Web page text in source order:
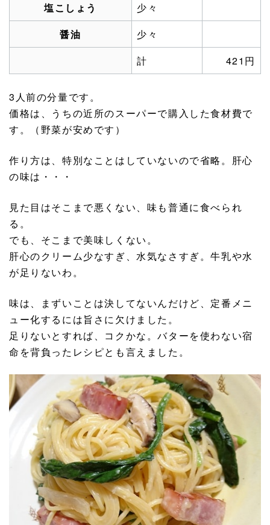
塩こしょう
少々
醤油
少々
計
421円
3人前の分量です。
価格は、うちの近所のスーパーで購入した食材費で
す。（野菜が安めです）
作り方は、特別なことはしていないので省略。肝心
の味は・・・
見た目はそこまで悪くない、味も普通に食べられ
る。
でも、そこまで美味しくない。
肝心のクリーム少なすぎ、水気なさすぎ。牛乳や水
が足りないわ。
味は、まずいことは決してないんだけど、定番メニ
ュー化するには旨さに欠けました。
足りないとすれば、コクかな。バターを使わない宿
命を背負ったレシピとも言えました。